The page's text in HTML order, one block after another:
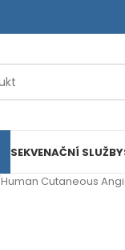
SEKVENAČNÍ SLUŽBY
Human Cutaneous